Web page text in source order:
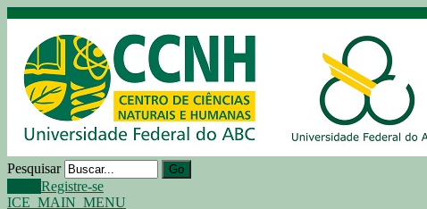
Pesquisar Go
Registre-se
ICE_MAIN_MENU